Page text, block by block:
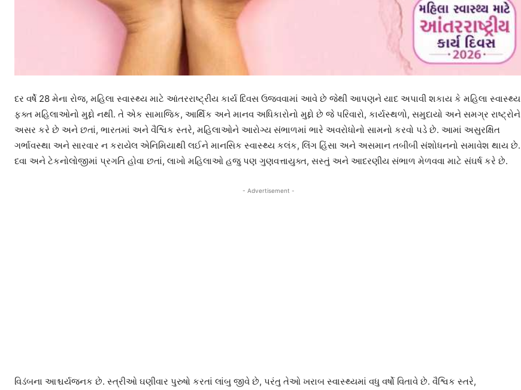
દર વર્ષે 28 મેના રોજ, મહિલા સ્વાસ્થ્ય માટે આંતરરાષ્ટ્રીય કાર્ય દિવસ ઉજવવામાં આવે છે જેથી આપણને યાદ અપાવી શકાય કે મહિલા સ્વાસ્થ્ય
ફક્ત મહિલાઓનો મુદ્દો નથી. તે એક સામાજિક, આર્થિક અને માનવ અધિકારોનો મુદ્દો છે જે પરિવારો, કાર્યસ્થળો, સમુદાયો અને સમગ્ર રાષ્ટ્રોને
અસર કરે છે અને છતાં, ભારતમાં અને વૈશ્વિક સ્તરે, મહિલાઓને આરોગ્ય સંભાળમાં ભારે અવરોધોનો સામનો કરવો પડે છે. આમાં અસુરક્ષિત
ગર્ભાવસ્થા અને સારવાર ન કરાયેલ એનિમિયાથી લઈને માનસિક સ્વાસ્થ્ય કલંક, લિંગ હિંસા અને અસમાન તબીબી સંશોધનનો સમાવેશ થાય છે.
દવા અને ટેકનોલોજીમાં પ્રગતિ હોવા છતાં, લાખો મહિલાઓ હજુ પણ ગુણવત્તાયુક્ત, સસ્તું અને આદરણીય સંભાળ મેળવવા માટે સંઘર્ષ કરે છે.
- Advertisement -
વિડંબના આશ્ચર્યજનક છે. સ્ત્રીઓ ઘણીવાર પુરુષો કરતાં લાંબુ જીવે છે, પરંતુ તેઓ ખરાબ સ્વાસ્થ્યમાં વધુ વર્ષો વિતાવે છે. વૈશ્વિક સ્તરે,